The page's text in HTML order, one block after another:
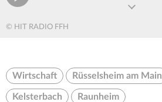
© HIT RADIO FFH
Wirtschaft Rüsselsheim am Main
Kelsterbach Raunheim